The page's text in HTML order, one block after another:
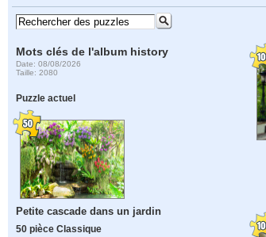
Mots clés de l'album history
Date: 08/08/2026
Taille: 2080
Puzzle actuel
Petite cascade dans un jardin
50 pièce Classique